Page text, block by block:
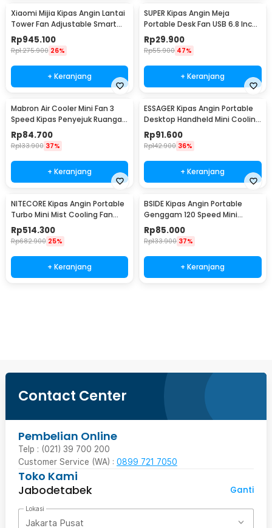
Xiaomi Mijia Kipas Angin Lantai
Tower Fan Adjustable Smart
App - BPTS02DM
Rp945.100
Rp1.275.900 26%
+ Keranjang
SUPER Kipas Angin Meja
Portable Desk Fan USB 6.8 Inch
3W - M9
Rp29.900
Rp55.900 47%
+ Keranjang
Mabron Air Cooler Mini Fan 3
Speed Kipas Penyejuk Ruangan
600ml 10W 5V - MB-60
Rp84.700
Rp133.900 37%
+ Keranjang
ESSAGER Kipas Angin Portable
Desktop Handheld Mini Cooling
Fan 1200mAh - F-055
Rp91.600
Rp142.900 36%
+ Keranjang
NITECORE Kipas Angin Portable
Turbo Mini Mist Cooling Fan
3500 mAh - izzCool 30
Rp514.300
Rp682.900 25%
+ Keranjang
BSIDE Kipas Angin Portable
Genggam 120 Speed Mini
Cooling Fan 2000mAh - M6
Rp85.000
Rp133.900 37%
+ Keranjang
Contact Center
Pembelian Online
Telp : (021) 39 700 200
Customer Service (WA) : 0899 721 7050
Toko Kami
Jabodetabek
Ganti
Lokasi
Jakarta Pusat